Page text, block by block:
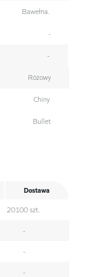
Bawełna.
-
-
Różowy
Chiny
Bullet
Dostawa
20100 szt.
-
-
-